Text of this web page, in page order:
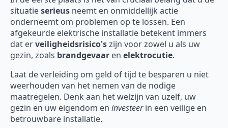
situatieserieus neemt en onmiddellijk actie
onderneemt om problemen op te lossen. Een
afgekeurde elektrische installatie betekent immers
dat erveiligheidsrisico'szijn voor zowel u als uw
gezin, zoals brandgevaar en elektrocutie.
Laat de verleiding om geld of tijd te besparen u niet
weerhouden van het nemen van de nodige
maatregelen. Denk aan het welzijn van uzelf, uw
gezin en uw eigendom en investeerin een veilige en
betrouwbare installatie.